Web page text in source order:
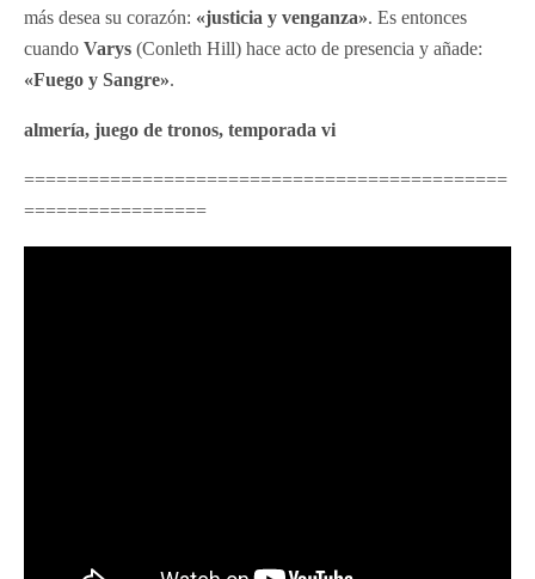
más desea su corazón: «justicia y venganza». Es entonces
cuando Varys (Conleth Hill) hace acto de presencia y añade:
«Fuego y Sangre».
almería, juego de tronos, temporada vi
=============================================
=================